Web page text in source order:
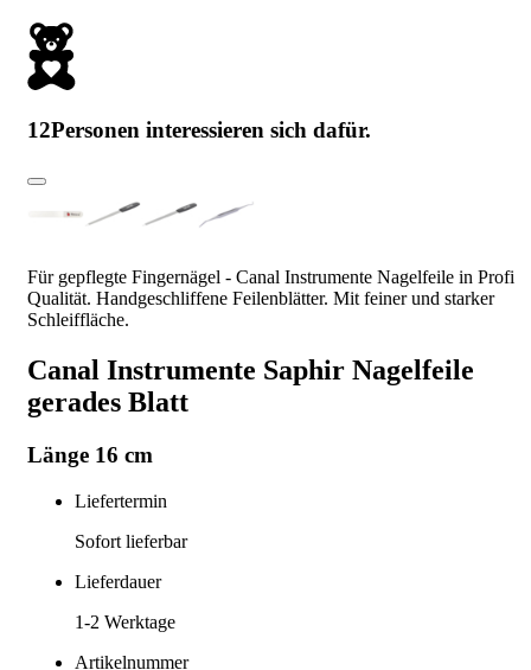
12Personen interessieren sich dafür.
Für gepflegte Fingernägel - Canal Instrumente Nagelfeile in Profi
Qualität. Handgeschliffene Feilenblätter. Mit feiner und starker
Schleiffläche.
Canal Instrumente Saphir Nagelfeile
gerades Blatt
Länge 16 cm
Liefertermin
Sofort lieferbar
Lieferdauer
1-2 Werktage
Artikelnummer